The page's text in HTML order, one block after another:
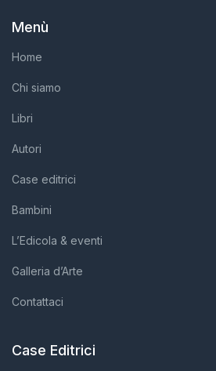
Menù
Home
Chi siamo
Libri
Autori
Case editrici
Bambini
L’Edicola & eventi
Galleria d’Arte
Contattaci
Case Editrici